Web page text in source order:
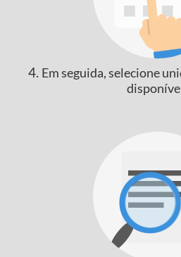
4. Em seguida, selecione